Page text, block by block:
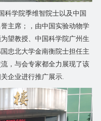
科学院季维智院士以及中国
主席；，由中国实验动物学
望教授、中国科学院广州生
忠北大学金南衡院士担任主
，与会专家都全力展现了该
企业进行推广展示.